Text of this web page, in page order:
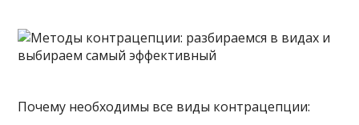
Почему необходимы все виды контрацепции: